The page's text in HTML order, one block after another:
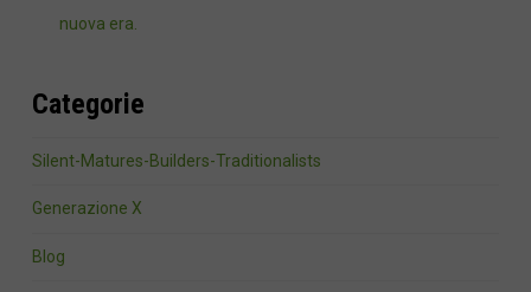
nuova era.
Categorie
Silent-Matures-Builders-Traditionalists
Generazione X
Blog